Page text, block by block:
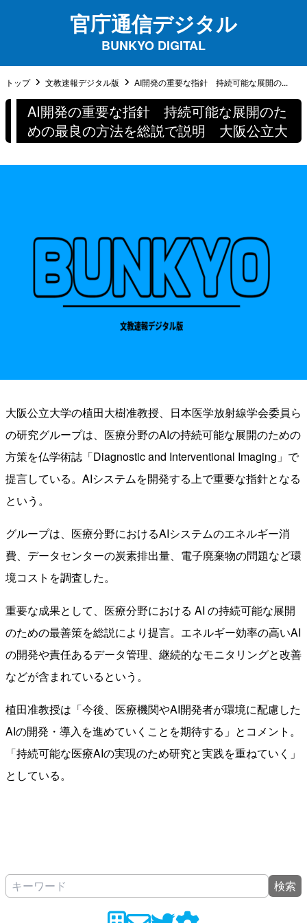
官庁通信デジタル
BUNKYO DIGITAL
トップ 文教速報デジタル版 AI開発の重要な指針 持続可能な展開の...
AI開発の重要な指針 持続可能な展開のた
めの最良の方法を総説で説明 大阪公立大
大阪公立大学の植田大樹准教授、日本医学放射線学会委員ら
の研究グループは、医療分野のAIの持続可能な展開のための
方策を仏学術誌「Diagnostic and Interventional Imaging」で
提言している。AIシステムを開発する上で重要な指針となる
という。
グループは、医療分野におけるAIシステムのエネルギー消
費、データセンターの炭素排出量、電子廃棄物の問題など環
境コストを調査した。
重要な成果として、医療分野における AI の持続可能な展開
のための最善策を総説により提言。エネルギー効率の高いAI
の開発や責任あるデータ管理、継続的なモニタリングと改善
などが含まれているという。
植田准教授は「今後、医療機関やAI開発者が環境に配慮した
AIの開発・導入を進めていくことを期待する」とコメント。
「持続可能な医療AIの実現のため研究と実践を重ねていく」
としている。
検索